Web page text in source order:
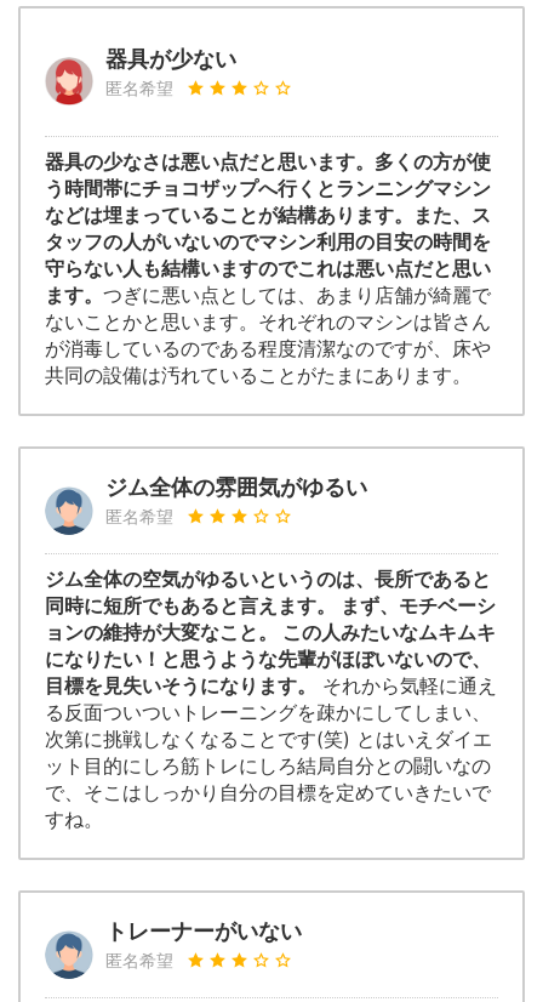
器具が少ない
匿名希望
器具の少なさは悪い点だと思います。多くの方が使
う時間帯にチョコザップへ行くとランニングマシン
などは埋まっていることが結構あります。また、ス
タッフの人がいないのでマシン利用の目安の時間を
守らない人も結構いますのでこれは悪い点だと思い
ます。 つぎに悪い点としては、あまり店舗が綺麗で
ないことかと思います。それぞれのマシンは皆さん
が消毒しているのである程度清潔なのですが、床や
共同の設備は汚れていることがたまにあります。
ジム全体の雰囲気がゆるい
匿名希望
ジム全体の空気がゆるいというのは、長所であると
同時に短所でもあると言えます。 まず、モチベーシ
ョンの維持が大変なこと。 この人みたいなムキムキ
になりたい！と思うような先輩がほぼいないので、
目標を見失いそうになります。
それから気軽に通え
る反面ついついトレーニングを疎かにしてしまい、
次第に挑戦しなくなることです(笑) とはいえダイエ
ット目的にしろ筋トレにしろ結局自分との闘いなの
で、そこはしっかり自分の目標を定めていきたいで
すね。
トレーナーがいない
匿名希望